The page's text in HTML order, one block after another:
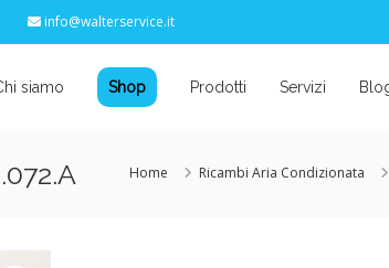
info@walterservice.it
siamo Shop Prodotti Servizi
Home Ricambi Aria Condizionata